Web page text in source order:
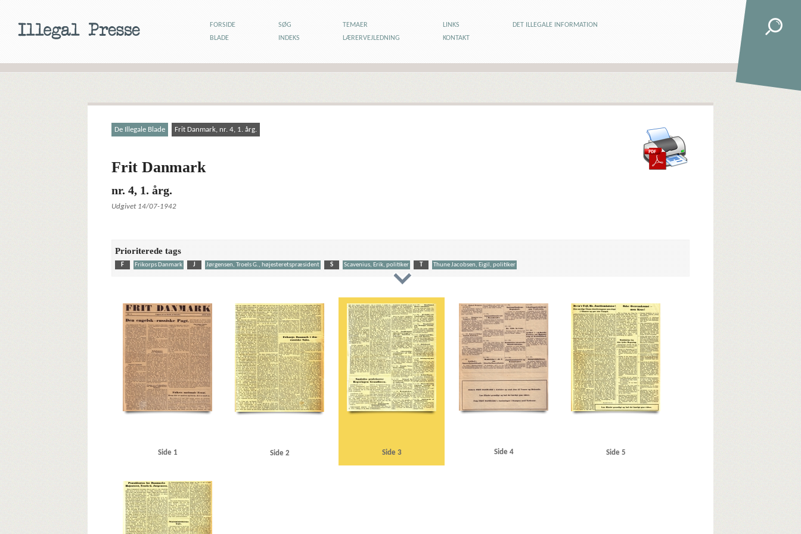
FORSIDE SØG TEMAER LINKS
DET ILLEGALE INFORMATION
BLADE
INDEKS LÆRERVEJLEDNING KONTAKT
De Illegale Blade Frit Danmark, nr. 4, 1. årg.
Frit Danmark
nr. 4, 1. årg.
Udgivet 14/07-1942
Prioriterede tags
F Frikorps Danmark J Jørgensen, Troels G., højesteretspræsident S Scavenius, Erik, politiker T Thune Jacobsen, Eigil, politiker
Berggrav, Eivind, biskop Berlin Bornholm Brønderslev
Christmas Møller, John, politiker
Clausen, Frits, politiker D Dansk Arbejde DNSAP (Danmarks Nationalsocialistiske Arbejderparti) Dybbøl E Eden, Anthony
Ekstra Bladet
Eskelund, Karl, chef for Udenrigsministeriets Pressebureau
F Flakkebjerg Frankrig Fredericia Frikorps Danmark Frit Danmark Færøerne Goebbels, Joseph Grundloven
Grønland
Hamborg Helsingør Jernstøberi Herman Triers Plads Himmler, Heinrich Højesteret I Ilmensøen J Jessen, Halvor, oberst Justitsministerium, det danske Jydske Tidende
Jyllands-
Posten
Jørgensen, A.D., historiker Jørgensen, Troels G., højesteretspræsident Kamptegnet Kanstein, Paul Knox, John, dommer Knuth, greve
Kofoed Wodschow, Svend K., orlogskaptajn
Kryssing, Christian, Peter
L la Cour, Vilhelm, historiker Land og Folk Larsen, Gunnar, politiker Lex Ørum Lili Marleen Lillebæltsbroen Limfjorden Lüdke, Erich Læsø
M
Middelfart
Molotov, Vjatjeslav Mussolini, Benito N Nationalbanken Næstved O Olesen, H. Christian Quisling, Vidkun Regiment Nordland
Rigsdagen, den danske
Ritzaus Bureau
Rusland Ry Scavenius, Erik, politiker Schalburg, Christian F. von Socialdemokraten Sociallovsrevisionen Sovjetunionen Sparekassetidende Storebæltsoverfarten
Strib
Sønderjylland
T Thune Jacobsen, Eigil, politiker Trier, Herman Trondheim U Udenrigsministeriets Pressebureau Udenrigsministerium, det danske Underhuset Ungarn USA
V
Wilhelmstrasse
Side 1 Side 2 Side 3 Side 4 Side 5